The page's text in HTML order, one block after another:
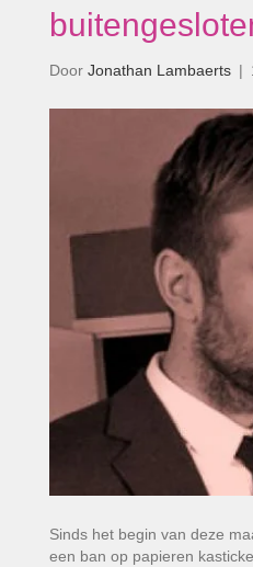
Door Jonathan Lambaerts |
Sinds het begin van deze
een ban op papieren